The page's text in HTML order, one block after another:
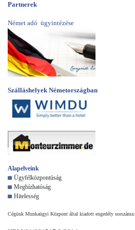
Partnerek
Német adó ügyintézése
Szálláshelyek Németországban
Alapelveink
Ügyfélközpontúság
Megbízhatóság
Hitelesség
Cégünk Munkaügyi Központ által kiadott engedély sorszáma: